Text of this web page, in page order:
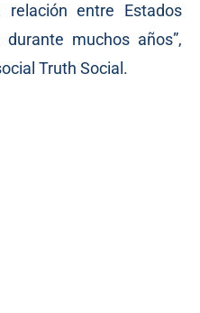
entre Estados
muchos años”,
Truth Social.